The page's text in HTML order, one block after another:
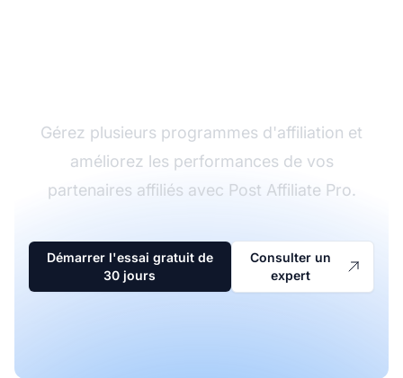
Gérez plusieurs programmes d'affiliation et
améliorez les performances de vos
partenaires affiliés avec Post Affiliate Pro.
Démarrer l'essai gratuit de
30 jours
Consulter un
expert